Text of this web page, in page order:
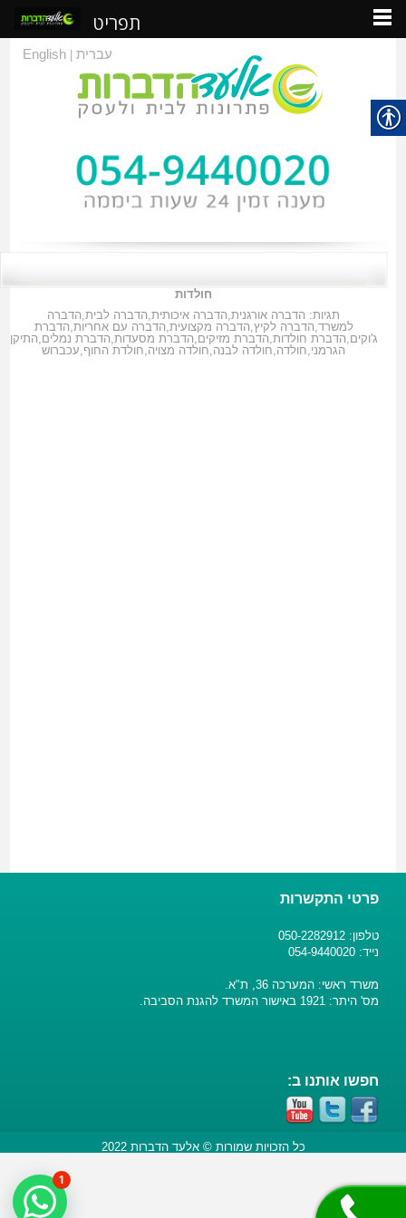
עברית|
English
חולדות
תגיות: הדברה אורגנית,הדברה איכותית,הדברה לבית,הדברה
למשרד,הדברה לקיץ,הדברה מקצועית,הדברה עם אחריות,הדברת
ג'וקים,הדברת חולדות,הדברת מזיקים,הדברת מסעדות,הדברת נמלים,התיקן
הגרמני,חולדה,חולדה לבנה,חולדה מצויה,חולדת החוף,עכברוש
פרטי התקשרות
טלפון: 050-2282912
נייד: 054-9440020
משרד ראשי: המערכה 36, ת"א.
מס' היתר: 1921 באישור המשרד להגנת הסביבה.
חפשו אותנו ב:
כל הזכויות שמורות © אלעד הדברות 2022
1
תפריט